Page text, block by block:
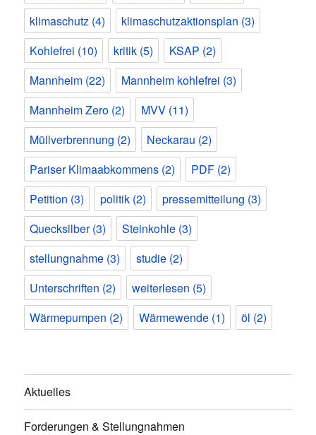
klimaschutz (4) klimaschutzaktionsplan (3)
Kohlefrei (10) kritik (5) KSAP (2)
Mannheim (22) Mannheim kohlefrei (3)
Mannheim Zero (2) MVV (11)
Müllverbrennung (2) Neckarau (2)
Pariser Klimaabkommens (2) PDF (2)
Petition (3) politik (2) pressemitteilung (3)
Quecksilber(3) Steinkohle (3)
stellungnahme (3) studie (2)
Unterschriften (2) weiterlesen (5)
Wärmepumpen (2) Wärmewende (1) öl (2)
Aktuelles
Forderungen & Stellungnahmen